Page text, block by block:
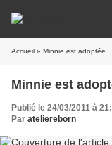
Accueil » Minnie est adoptée
Minnie est
Publié le 24/03/2011 à
Par ateliereborn